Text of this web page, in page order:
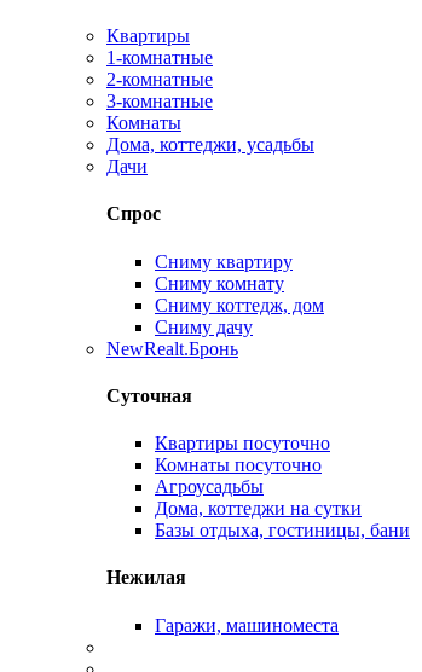
Квартиры
1-комнатные
2-комнатные
3-комнатные
Комнаты
Дома, коттеджи, усадьбы
Дачи
Спрос
Сниму квартиру
Сниму комнату
Сниму коттедж, дом
Сниму дачу
NewRealt.Бронь
Суточная
Квартиры посуточно
Комнаты посуточно
Агроусадьбы
Дома, коттеджи на сутки
Базы отдыха, гостиницы, бани
Нежилая
Гаражи, машиноместа